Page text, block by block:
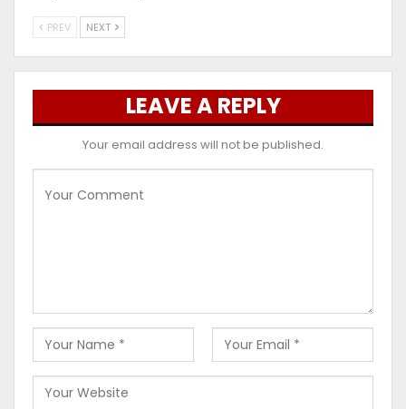
PREV NEXT
LEAVE A REPLY
Your email address will not be published.